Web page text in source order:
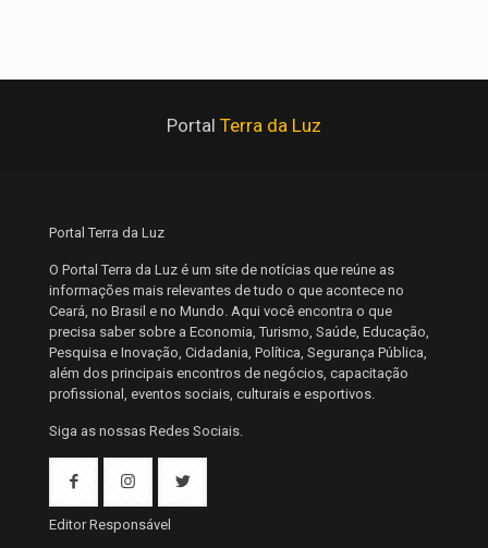
Portal Terra da Luz
Portal Terra da Luz
O Portal Terra da Luz é um site de notícias que reúne as
informações mais relevantes de tudo o que acontece no
Ceará, no Brasil e no Mundo. Aqui você encontra o que
precisa saber sobre a Economia, Turismo, Saúde, Educação,
Pesquisa e Inovação, Cidadania, Política, Segurança Pública,
além dos principais encontros de negócios, capacitação
profissional, eventos sociais, culturais e esportivos.
Siga as nossas Redes Sociais.
Editor Responsável